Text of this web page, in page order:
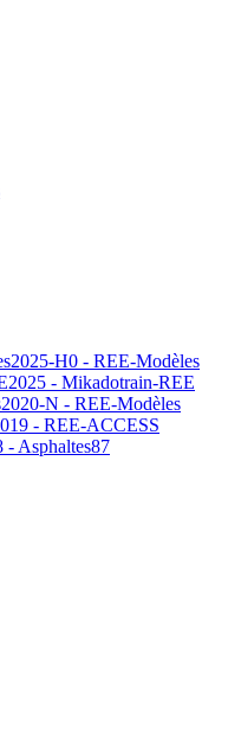
2025-H0 - REE-Modèles
2025 - Mikadotrain-REE
2020-N - REE-Modèles
- REE-ACCESS
- Asphaltes87